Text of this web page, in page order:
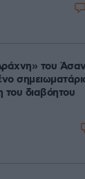
του
του διαβόητου